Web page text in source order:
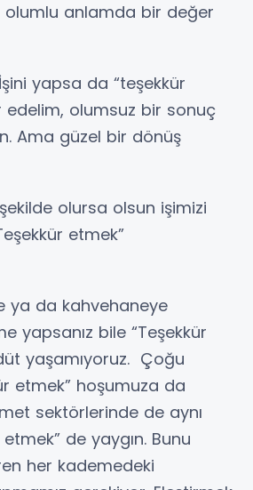
anlamda bir değer
yapsa da “teşekkür
edelim, olumsuz bir sonuç
Ama güzel bir dönüş
olursa olsun işimizi
etmek”
ya da kahvehaneye
yapsanız bile “Teşekkür
yaşamıyoruz. Çoğu
etmek” hoşumuza da
sektörlerinde de aynı
de yaygın. Bunu
her kademedeki